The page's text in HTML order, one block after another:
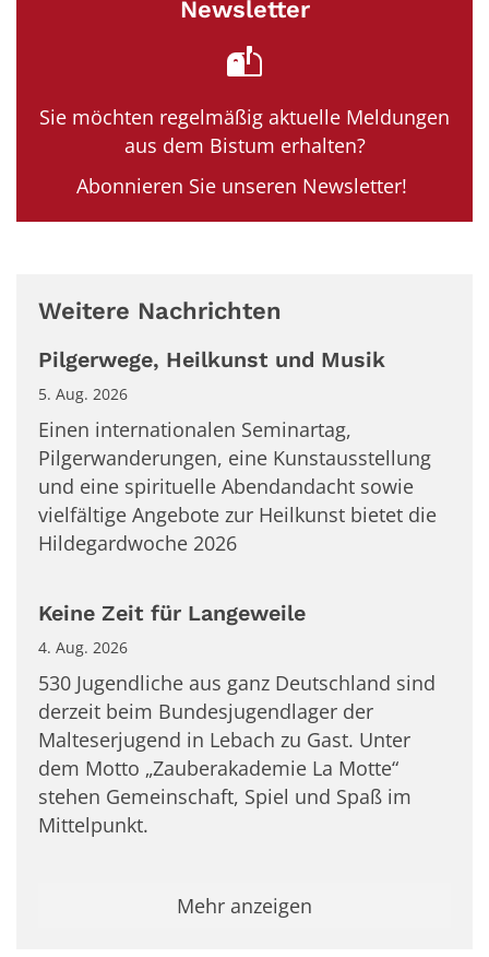
Newsletter
Sie möchten regelmäßig aktuelle Meldungen
aus dem Bistum erhalten?
Abonnieren Sie unseren Newsletter!
Weitere Nachrichten
Pilgerwege, Heilkunst und Musik
5. Aug. 2026
Einen internationalen Seminartag,
Pilgerwanderungen, eine Kunstausstellung
und eine spirituelle Abendandacht sowie
vielfältige Angebote zur Heilkunst bietet die
Hildegardwoche 2026
Keine Zeit für Langeweile
4. Aug. 2026
530 Jugendliche aus ganz Deutschland sind
derzeit beim Bundesjugendlager der
Malteserjugend in Lebach zu Gast. Unter
dem Motto „Zauberakademie La Motte“
stehen Gemeinschaft, Spiel und Spaß im
Mittelpunkt.
Mehr anzeigen